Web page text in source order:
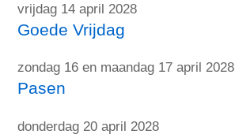
vrijdag 14 april 2028
Goede Vrijdag
zondag 16 en maandag 17 april 2028
Pasen
donderdag 20 april 2028